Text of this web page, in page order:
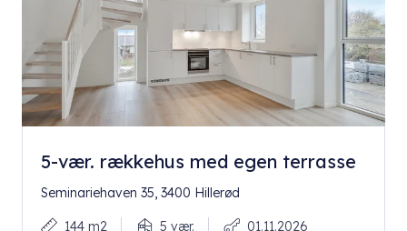
5-vær. rækkehus med egen terrasse
Seminariehaven 35, 3400 Hillerød
144 m2 5 vær. 01.11.2026